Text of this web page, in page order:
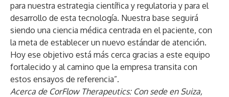
para nuestra estrategia científica y regulatoria y para el
desarrollo de esta tecnología. Nuestra base seguirá
siendo una ciencia médica centrada en el paciente, con
la meta de establecer un nuevo estándar de atención.
Hoy ese objetivo está más cerca gracias a este equipo
fortalecido y al camino que la empresa transita con
estos ensayos de referencia”.
Acerca de CorFlow Therapeutics: Con sede en Suiza,